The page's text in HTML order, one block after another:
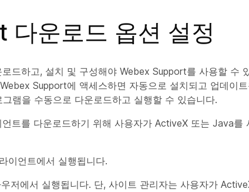
운로드 옵션 설정
드하고, 설치 및 구성해야 Webex Support를 사용할 수
Support에 액세스하면 자동으로 설치되고 업데이트
램을 수동으로 다운로드하고 실행할 수 있습니다.
트를 다운로드하기 위해 사용자가 ActiveX 또는 Java를
이언트에서 실행됩니다.
저에서 실행됩니다. 단, 사이트 관리자는 사용자가